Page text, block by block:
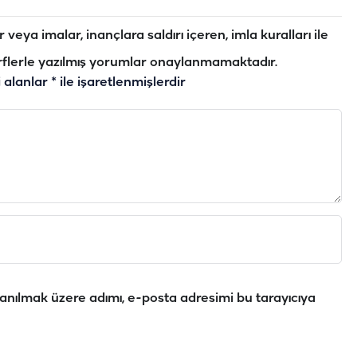
imalar, inançlara saldırı içeren, imla kuralları ile
yazılmış yorumlar onaylanmamaktadır.
alanlar * ile işaretlenmişlerdir
üzere adımı, e-posta adresimi bu tarayıcıya